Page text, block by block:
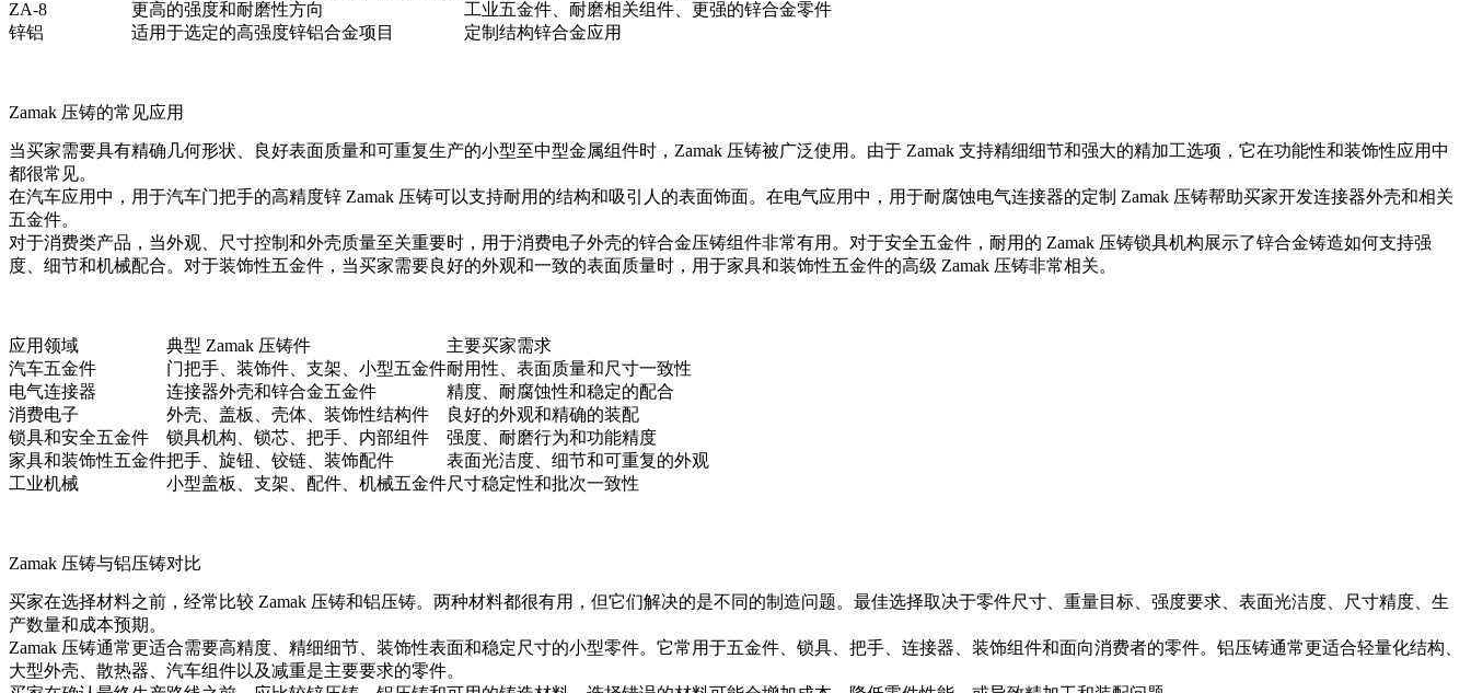
ZA-8
更高的强度和耐磨性方向
工业五金件、耐磨相关组件、更强的锌合金零件
锌铝
适用于选定的高强度锌铝合金项目 定制结构锌合金应用
Zamak 压铸的常见应用
当买家需要具有精确几何形状、良好表面质量和可重复生产的小型至中型金属组件时，Zamak 压铸被广泛使用。由于 Zamak 支持精细细节和强大的精加工选项，它在功能性和装饰性应用中
都很常见。
在汽车应用中， 用于汽车门把手的高精度锌 Zamak 压铸可以支持耐用的结构和吸引人的表面饰面。在电气应用中， 用于耐腐蚀电气连接器的定制 Zamak 压铸帮助买家开发连接器外壳和相关
五金件。
对于消费类产品，当外观、尺寸控制和外壳质量至关重要时， 用于消费电子外壳的锌合金压铸组件非常有用。对于安全五金件， 耐用的 Zamak 压铸锁具机构展示了锌合金铸造如何支持强
度、细节和机械配合。对于装饰性五金件，当买家需要良好的外观和一致的表面质量时， 用于家具和装饰性五金件的高级 Zamak 压铸非常相关。
应用领域 典型 Zamak 压铸件
主要买家需求
汽车五金件
门把手、装饰件、支架、小型五金件耐用性、表面质量和尺寸一致性
电气连接器
连接器外壳和锌合金五金件
精度、耐腐蚀性和稳定的配合
消费电子
外壳、盖板、壳体、装饰性结构件
良好的外观和精确的装配
锁具和安全五金件
锁具机构、锁芯、把手、内部组件
强度、耐磨行为和功能精度
家具和装饰性五金件把手、旋钮、铰链、装饰配件
表面光洁度、细节和可重复的外观
工业机械
小型盖板、支架、配件、机械五金件尺寸稳定性和批次一致性
Zamak 压铸与铝压铸对比
买家在选择材料之前，经常比较 Zamak 压铸和铝压铸。两种材料都很有用，但它们解决的是不同的制造问题。最佳选择取决于零件尺寸、重量目标、强度要求、表面光洁度、尺寸精度、生
产数量和成本预期。
Zamak 压铸通常更适合需要高精度、精细细节、装饰性表面和稳定尺寸的小型零件。它常用于五金件、锁具、把手、连接器、装饰组件和面向消费者的零件。铝压铸通常更适合轻量化结构、
大型外壳、散热器、汽车组件以及减重是主要要求的零件。